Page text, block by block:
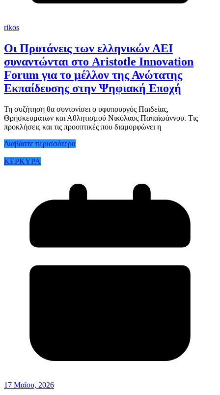
rikos
Οι Πρυτάνεις των ελληνικών ΑΕΙ
συναντώνται στο Aristotle Innovation
Forum για το μέλλον της Ανώτατης
Εκπαίδευσης στην Ψηφιακή Εποχή
Τη συζήτηση θα συντονίσει ο υφυπουργός Παιδείας,
Θρησκευμάτων και Αθλητισμού Νικόλαος Παπαϊωάννου. Tις
προκλήσεις και τις προοπτικές που διαμορφώνει η
Διαβάστε περισσότερα
ΚΕΡΚΥΡΑ
17 Μαΐου, 2026